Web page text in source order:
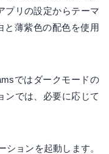
プリの設定からテーマ
と薄紫色の配色を使用
ではダークモードの
ンでは、必要に応じて
ションを起動します。